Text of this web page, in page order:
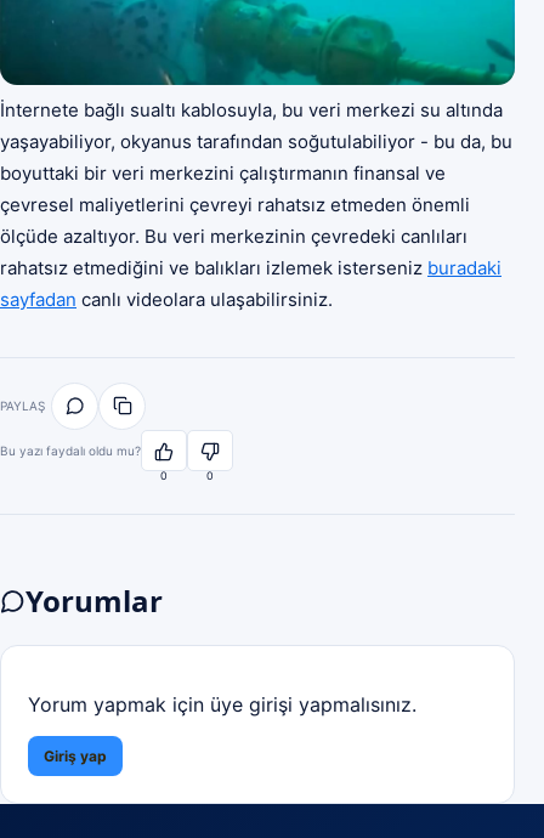
İnternete bağlı sualtı kablosuyla, bu veri merkezi su altında
yaşayabiliyor, okyanus tarafından soğutulabiliyor - bu da, bu
boyuttaki bir veri merkezini çalıştırmanın finansal ve
çevresel maliyetlerini çevreyi rahatsız etmeden önemli
ölçüde azaltıyor. Bu veri merkezinin çevredeki canlıları
rahatsız etmediğini ve balıkları izlemek isterseniz buradaki
sayfadan canlı videolara ulaşabilirsiniz.
PAYLAŞ
Bu yazı faydalı oldu mu?
0 0
Yorumlar
Yorum yapmak için üye girişi yapmalısınız.
Giriş yap